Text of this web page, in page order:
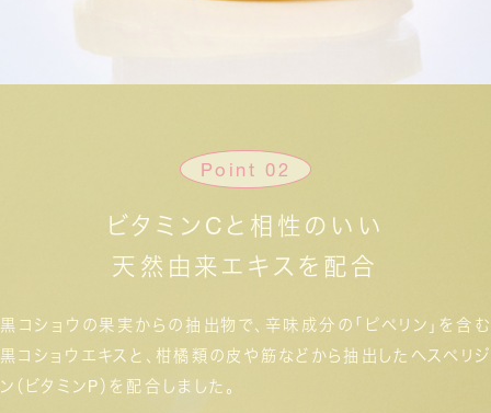
Point 02
ビタミンCと相性のいい
天然由来エキスを配合
黒コショウの果実からの抽出物で、 辛味成分の「ピペリン」を含む
黒コショウエキスと、柑橘類の皮や筋などから抽出した ヘスペリジ
ン（ビタミンP）を配合しました。